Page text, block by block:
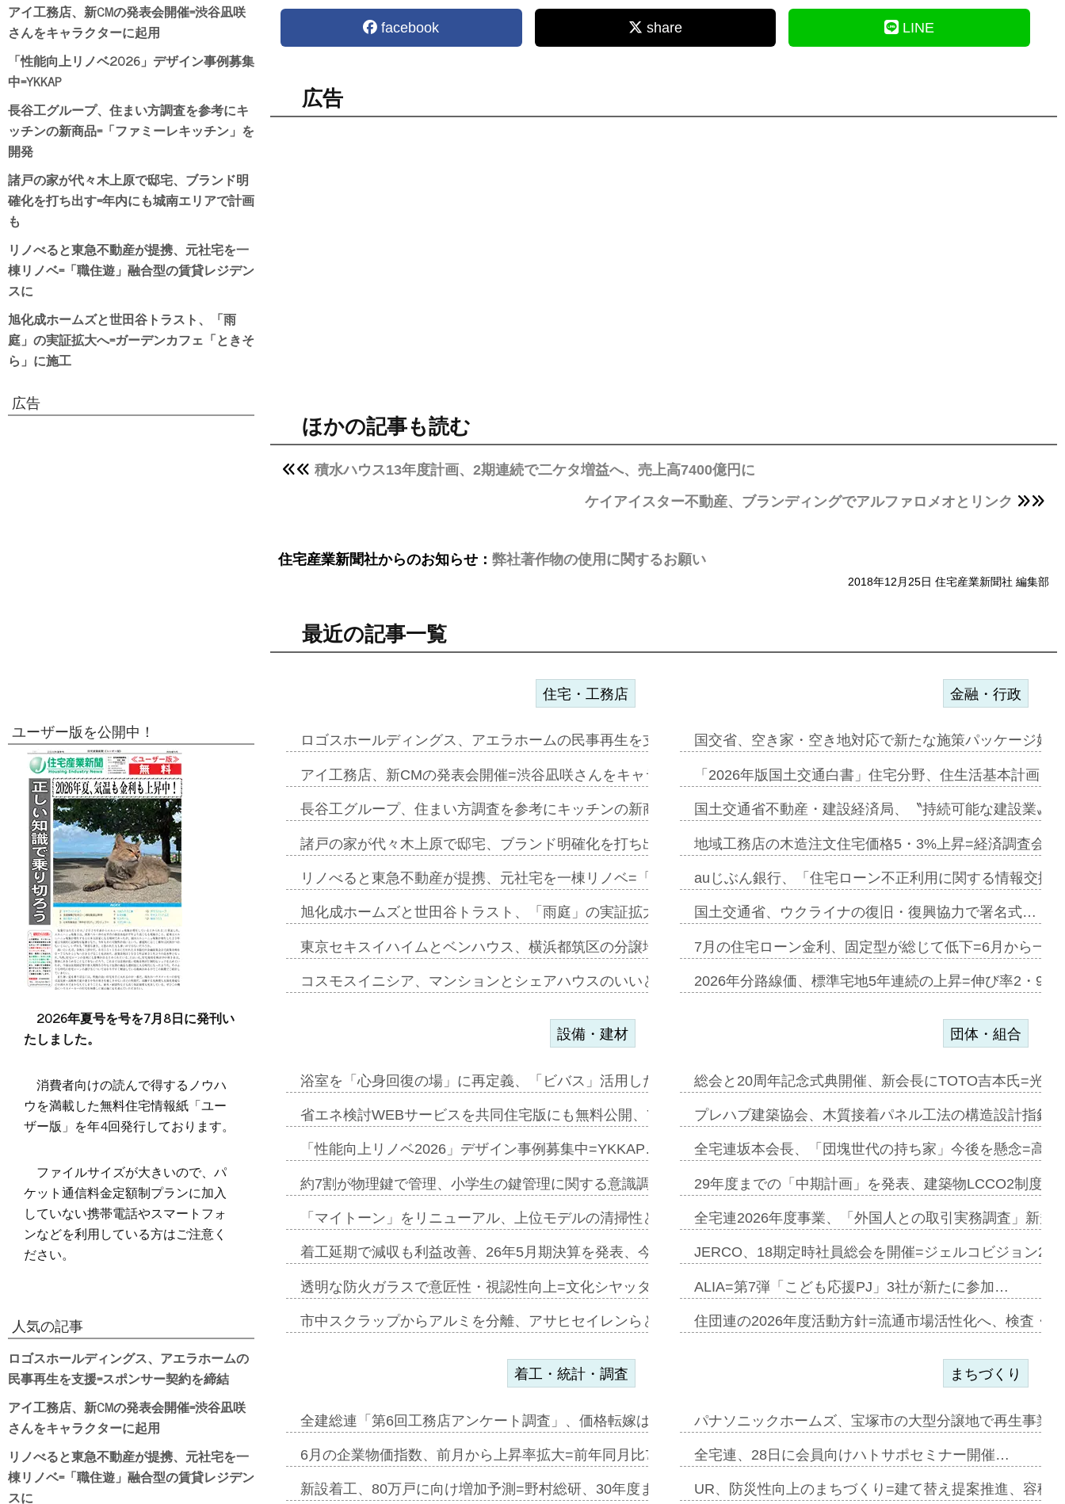
facebook share LINE
広告
ほかの記事も読む
積水ハウス13年度計画、2期連続で二ケタ増益へ、売上高7400億円に
ケイアイスター不動産、ブランディングでアルファロメオとリンク
住宅産業新聞社からのお知らせ： 弊社著作物の使用に関するお願い
2018年12月25日 住宅産業新聞社 編集部
最近の記事一覧
住宅・工務店
ロゴスホールディングス、アエラホームの民事再生を支援=スポンサー契約…
アイ工務店、新CMの発表会開催=渋谷凪咲さんをキャラクターに起用…
長谷工グループ、住まい方調査を参考にキッチンの新商品=「ファミーレキ…
諸戸の家が代々木上原で邸宅、ブランド明確化を打ち出す=年内にも城南エ…
リノべると東急不動産が提携、元社宅を一棟リノベ=「職住遊」融合型の賃…
旭化成ホームズと世田谷トラスト、「雨庭」の実証拡大へ=ガーデンカフェ…
東京セキスイハイムとベンハウス、横浜都筑区の分譲地開発で初協業=お互…
コスモスイニシア、マンションとシェアハウスのいいとこどりのコリビング…
金融・行政
国交省、空き家・空き地対応で新たな施策パッケージ始
「2026年版国土交通白書」住宅分野、住生活基本計画
国土交通省不動産・建設経済局、〝持続可能な建設業〟
地域工務店の木造注文住宅価格5・3%上昇=経済調査会
auじぶん銀行、「住宅ローン不正利用に関する情報交換
国土交通省、ウクライナの復旧・復興協力で署名式…
7月の住宅ローン金利、固定型が総じて低下=6月から一
2026年分路線価、標準宅地5年連続の上昇=伸び率2・
設備・建材
浴室を「心身回復の場」に再定義、「ビバス」活用した新入浴法を提案=P…
省エネ検討WEBサービスを共同住宅版にも無料公開、YKKAPとワンビ…
「性能向上リノベ2026」デザイン事例募集中=YKKAP…
約7割が物理鍵で管理、小学生の鍵管理に関する意識調査=Nature…
「マイトーン」をリニューアル、上位モデルの清掃性と安全性追加=リンナ…
着工延期で減収も利益改善、26年5月期決算を発表、今期は増収見込む=…
透明な防火ガラスで意匠性・視認性向上=文化シヤッター…
市中スクラップからアルミを分離、アサヒセイレンらと協働開発開始=三協…
団体・組合
総会と20周年記念式典開催、新会長にTOTO吉本氏=光
プレハブ建築協会、木質接着パネル工法の構造設計指針
全宅連坂本会長、「団塊世代の持ち家」今後を懸念=高
29年度までの「中期計画」を発表、建築物LCCO2制度
全宅連2026年度事業、「外国人との取引実務調査」新規
JERCO、18期定時社員総会を開催=ジェルコビジョン
ALIA=第7弾「こども応援PJ」3社が新たに参加…
住団連の2026年度活動方針=流通市場活性化へ、検査・
着工・統計・調査
全建総連「第6回工務店アンケート調査」、価格転嫁は十分に進まず=「物…
6月の企業物価指数、前月から上昇率拡大=前年同月比7・1%上昇…
新設着工、80万戸に向け増加予測=野村総研、30年度まで〝揺り戻し〟…
まちづくり
パナソニックホームズ、宝塚市の大型分譲地で再生事業
全宅連、28日に会員向けハトサポセミナー開催…
UR、防災性向上のまちづくり=建て替え提案推進、容積
アイ工務店、新CMの発表会開催=渋谷凪咲
さんをキャラクターに起用
「性能向上リノベ2026」デザイン事例募集
中=YKKAP
長谷工グループ、住まい方調査を参考にキ
ッチンの新商品=「ファミーレキッチン」を
開発
諸戸の家が代々木上原で邸宅、ブランド明
確化を打ち出す=年内にも城南エリアで計画
も
リノべると東急不動産が提携、元社宅を一
棟リノベ=「職住遊」融合型の賃貸レジデン
スに
旭化成ホームズと世田谷トラスト、「雨
庭」の実証拡大へ=ガーデンカフェ「ときそ
ら」に施工
広告
ユーザー版を公開中！
2026年夏号を号を7月8日に発刊い
たしました。
消費者向けの読んで得するノウハ
ウを満載した無料住宅情報紙「ユー
ザー版」を年4回発行しております。
ファイルサイズが大きいので、パ
ケット通信料金定額制プランに加入
していない携帯電話やスマートフォ
ンなどを利用している方はご注意く
ださい。
人気の記事
ロゴスホールディングス、アエラホームの
民事再生を支援=スポンサー契約を締結
アイ工務店、新CMの発表会開催=渋谷凪咲
さんをキャラクターに起用
リノべると東急不動産が提携、元社宅を一
棟リノベ=「職住遊」融合型の賃貸レジデン
スに